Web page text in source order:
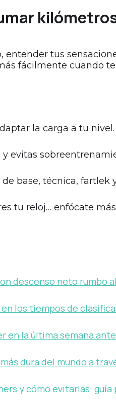
entender tus
fácilmente cuando
la carga a tu nivel.
evitas
base, técnica, fartlek
tu reloj… enfócate
descenso neto rumbo
los tiempos de
en la última semana
dura del mundo a
y cómo evitarlas: guía